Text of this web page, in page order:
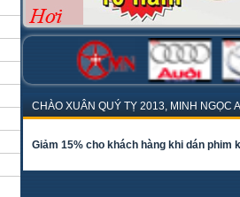
CHÀO XUÂN QUÝ TỴ 2013, MINH NGỌC
Giảm 15% cho khách hàng khi dán phim